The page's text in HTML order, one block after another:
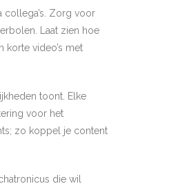
collega’s. Zorg voor
Laat zien hoe
korte video’s met
toont. Elke
voor het
zo koppel je content
die wil